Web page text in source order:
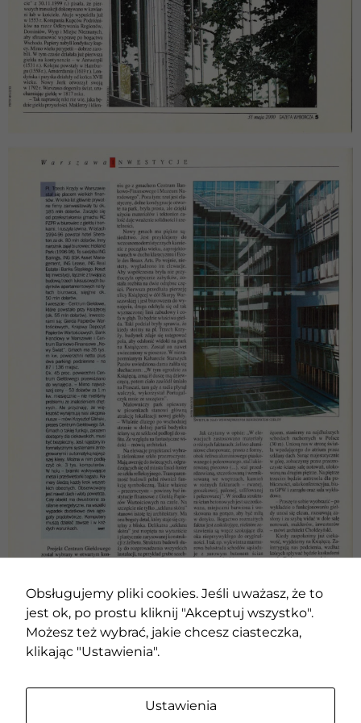
Obsługujemy pliki cookies. Jeśli uważasz, że to
jest ok, po prostu kliknij "Akceptuj wszystko".
Możesz też wybrać, jakie chcesz ciasteczka,
klikając "Ustawienia".
Ustawienia
tego, jak
strona jest
używana.
Doświadczenie
Aby nasza strona
przejścia na nią.
Jeśli odrzucisz te
pliki cookie,
niektóre funkcje
znikną ze strony
internetowej.
Marketing
Udostępniając
swoje
zainteresowania i
zachowania
podczas
odwiedzania naszej
strony, zwiększasz
szansę na
zobaczenie
spersonalizowanych
treści i ofert.